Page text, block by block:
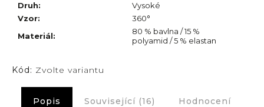
Druh:
Vysoké
Vzor:
360°
Materiál:
80 % bavlna / 15 %
polyamid / 5 % elastan
Kód: Zvolte variantu
Popis Související (16) Hodnocení